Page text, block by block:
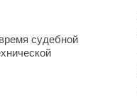
судебной